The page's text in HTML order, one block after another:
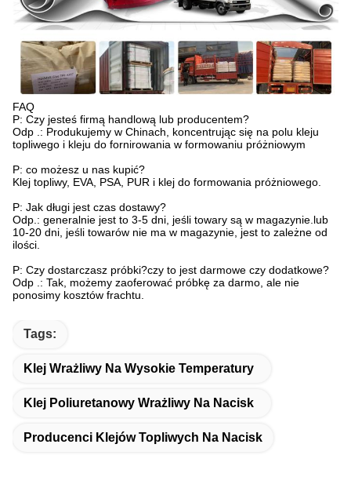
FAQ
P: Czy jesteś firmą handlową lub producentem?
Odp .: Produkujemy w Chinach, koncentrując się na polu kleju
topliwego i kleju do fornirowania w formowaniu próżniowym
P: co możesz u nas kupić?
Klej topliwy, EVA, PSA, PUR i klej do formowania próżniowego.
P: Jak długi jest czas dostawy?
Odp.: generalnie jest to 3-5 dni, jeśli towary są w magazynie.lub
10-20 dni, jeśli towarów nie ma w magazynie, jest to zależne od
ilości.
P: Czy dostarczasz próbki?czy to jest darmowe czy dodatkowe?
Odp .: Tak, możemy zaoferować próbkę za darmo, ale nie
ponosimy kosztów frachtu.
Tags:
Klej Wrażliwy Na Wysokie Temperatury
Klej Poliuretanowy Wrażliwy Na Nacisk
Producenci Klejów Topliwych Na Nacisk